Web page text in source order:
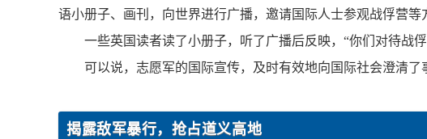
语小册子、画刊，向世界进行广播，邀请国际人士参观战俘营等
一些英国读者读了小册子，听了广播后反映，“你们对待战
可以说，志愿军的国际宣传，及时有效地向国际社会澄清了
揭露敌军暴行，抢占道义高地